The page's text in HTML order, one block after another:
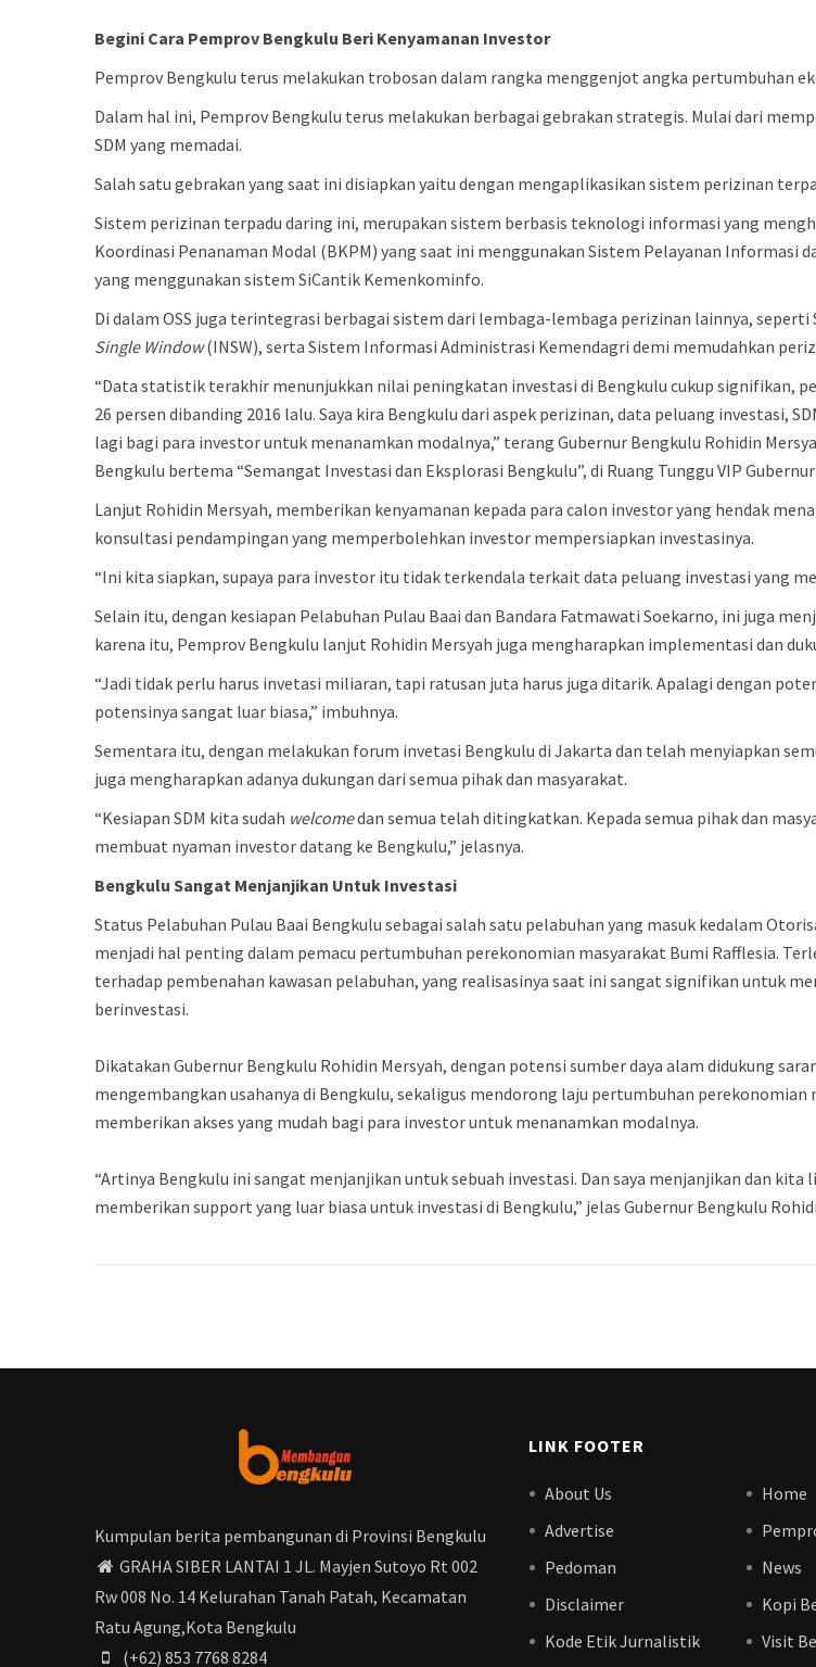
Begini Cara Pemprov Bengkulu Beri Kenyamanan Investor
Pemprov Bengkulu terus melakukan trobosan dalam rangka menggenjot angka pertumbuhan
Dalam hal ini, Pemprov Bengkulu terus melakukan berbagai gebrakan strategis. Mulai dari
SDM yang memadai.
Salah satu gebrakan yang saat ini disiapkan yaitu dengan mengaplikasikan sistem perizinan
Sistem perizinan terpadu daring ini, merupakan sistem berbasis teknologi informasi yang
Koordinasi Penanaman Modal (BKPM) yang saat ini menggunakan Sistem Pelayanan Informasi
yang menggunakan sistem SiCantik Kemenkominfo.
Di dalam OSS juga terintegrasi berbagai sistem dari lembaga-lembaga perizinan lainnya,
Single Window(INSW), serta Sistem Informasi Administrasi Kemendagri demi memudahkan
“Data statistik terakhir menunjukkan nilai peningkatan investasi di Bengkulu cukup signifikan,
26 persen dibanding 2016 lalu. Saya kira Bengkulu dari aspek perizinan, data peluang investasi,
lagi bagi para investor untuk menanamkan modalnya,” terang Gubernur Bengkulu Rohidin
Bengkulu bertema “Semangat Investasi dan Eksplorasi Bengkulu”, di Ruang Tunggu VIP
Lanjut Rohidin Mersyah, memberikan kenyamanan kepada para calon investor yang hendak
konsultasi pendampingan yang memperbolehkan investor mempersiapkan investasinya.
“Ini kita siapkan, supaya para investor itu tidak terkendala terkait data peluang investasi yang
Selain itu, dengan kesiapan Pelabuhan Pulau Baai dan Bandara Fatmawati Soekarno, ini juga
karena itu, Pemprov Bengkulu lanjut Rohidin Mersyah juga mengharapkan implementasi dan
“Jadi tidak perlu harus invetasi miliaran, tapi ratusan juta harus juga ditarik. Apalagi dengan
potensinya sangat luar biasa,” imbuhnya.
Sementara itu, dengan melakukan forum invetasi Bengkulu di Jakarta dan telah menyiapkan
juga mengharapkan adanya dukungan dari semua pihak dan masyarakat.
“Kesiapan SDM kita sudah welcomedan semua telah ditingkatkan. Kepada semua pihak dan
membuat nyaman investor datang ke Bengkulu,” jelasnya.
Bengkulu Sangat Menjanjikan Untuk Investasi
Status Pelabuhan Pulau Baai Bengkulu sebagai salah satu pelabuhan yang masuk kedalam
menjadi hal penting dalam pemacu pertumbuhan perekonomian masyarakat Bumi Rafflesia.
terhadap pembenahan kawasan pelabuhan, yang realisasinya saat ini sangat signifikan untuk
berinvestasi.
Dikatakan Gubernur Bengkulu Rohidin Mersyah, dengan potensi sumber daya alam didukung
mengembangkan usahanya di Bengkulu, sekaligus mendorong laju pertumbuhan
memberikan akses yang mudah bagi para investor untuk menanamkan modalnya.
“Artinya Bengkulu ini sangat menjanjikan untuk sebuah investasi. Dan saya menjanjikan dan
memberikan support yang luar biasa untuk investasi di Bengkulu,” jelas Gubernur Bengkulu
Kumpulan berita pembangunan di Provinsi Bengkulu
GRAHA SIBER LANTAI 1 JL. Mayjen Sutoyo Rt 002
Rw 008 No. 14 Kelurahan Tanah Patah, Kecamatan
Ratu Agung,Kota Bengkulu
(+62) 853 7768 8284
LINK FOOTER
About Us
Advertise
Pedoman
Disclaimer
Kode Etik Jurnalistik
Home
News
Kopi
Visit